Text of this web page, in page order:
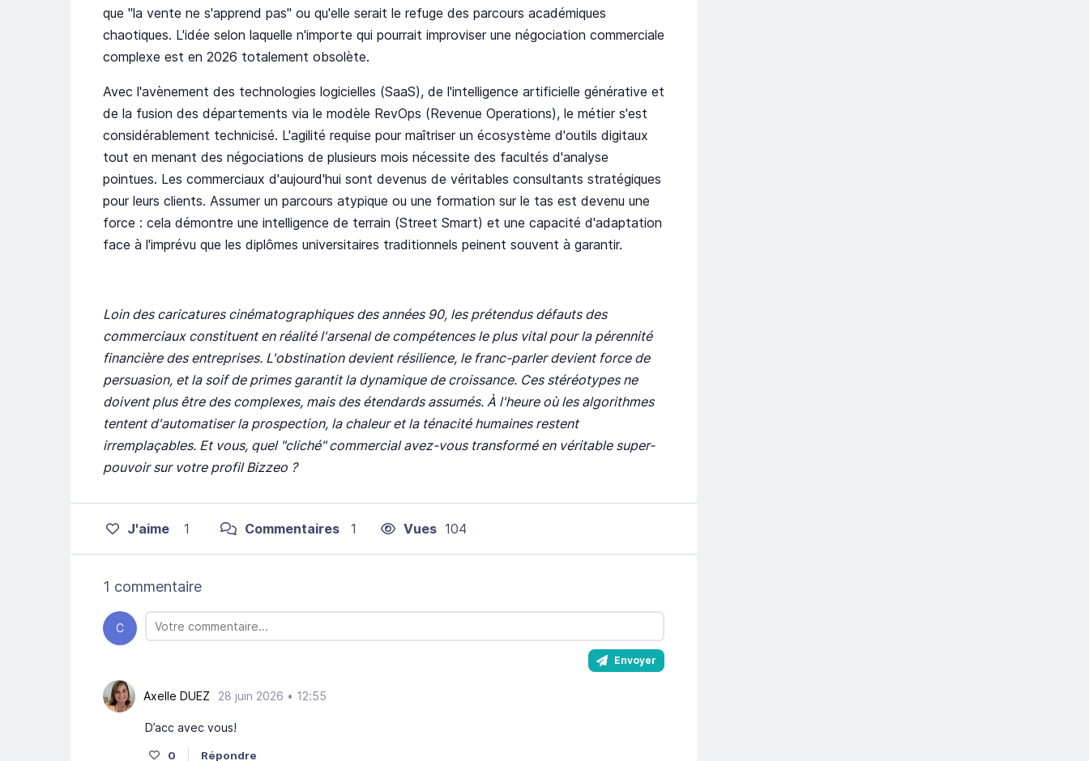
que "la vente ne s'apprend pas" ou qu'elle serait le refuge des parcours académiques
chaotiques. L'idée selon laquelle n'importe qui pourrait improviser une négociation commerciale
complexe est en 2026 totalement obsolète.
Avec l'avènement des technologies logicielles (SaaS), de l'intelligence artificielle générative et
de la fusion des départements via le modèle RevOps (Revenue Operations), le métier s'est
considérablement technicisé. L'agilité requise pour maîtriser un écosystème d'outils digitaux
tout en menant des négociations de plusieurs mois nécessite des facultés d'analyse
pointues. Les commerciaux d'aujourd'hui sont devenus de véritables consultants stratégiques
pour leurs clients. Assumer un parcours atypique ou une formation sur le tas est devenu une
force : cela démontre une intelligence de terrain (Street Smart) et une capacité d'adaptation
face à l'imprévu que les diplômes universitaires traditionnels peinent souvent à garantir.
Loin des caricatures cinématographiques des années 90, les prétendus défauts des
commerciaux constituent en réalité l'arsenal de compétences le plus vital pour la pérennité
financière des entreprises. L'obstination devient résilience, le franc-parler devient force de
persuasion, et la soif de primes garantit la dynamique de croissance. Ces stéréotypes ne
doivent plus être des complexes, mais des étendards assumés. À l'heure où les algorithmes
tentent d'automatiser la prospection, la chaleur et la ténacité humaines restent
irremplaçables. Et vous, quel "cliché" commercial avez-vous transformé en véritable super-
pouvoir sur votre profil Bizzeo ?
J'aime 1 Commentaires 1 Vues 104
1 commentaire
C
Envoyer
Axelle DUEZ 28 juin 2026 • 12:55
D’acc avec vous!
0 Répondre